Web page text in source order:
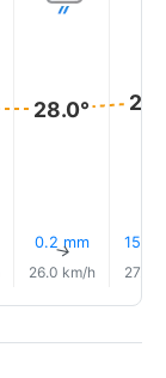
28.0°
0.2 mm
↑
26.0 km/h
15%
27.0